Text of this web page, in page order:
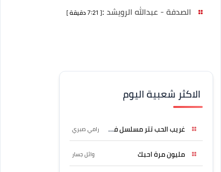
الصدفة - عبدالله الرويشد :[ 7:21 دقيقة ]
الاكثر شعبية اليوم
غريب الحب تتر مسلسل فرصة رامي صبري
مليون مرة احبك وائل جسار